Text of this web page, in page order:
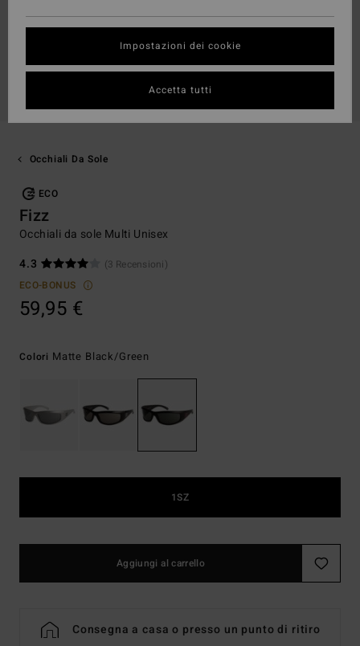
Occhiali Da Sole
ECO
Fizz
Occhiali da sole Multi Unisex
4.3
(3 Recensioni)
ECO-BONUS
59,95 €
Colori Matte Black/green
1SZ
Aggiungi al carrello
Consegna a casa o presso un punto di ritiro
Impostazioni dei cookie
Accetta tutti